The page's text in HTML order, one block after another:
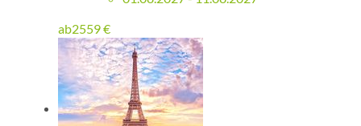
ab2559€